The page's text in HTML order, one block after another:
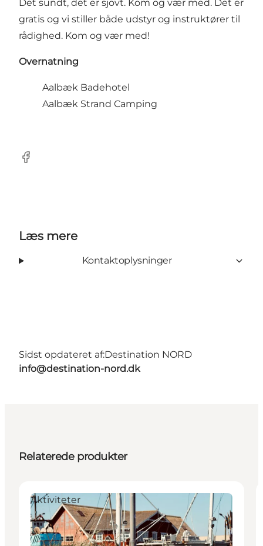
Det sundt, det er sjovt. Kom og vær med. Det er
gratis og vi stiller både udstyr og instruktører til
rådighed. Kom og vær med!
Overnatning
Aalbæk Badehotel
Aalbæk Strand Camping
Facebook
Læs mere
Kontaktoplysninger
Sidst opdateret af:Destination NORD
info@destination-nord.dk
Relaterede produkter
Aktiviteter